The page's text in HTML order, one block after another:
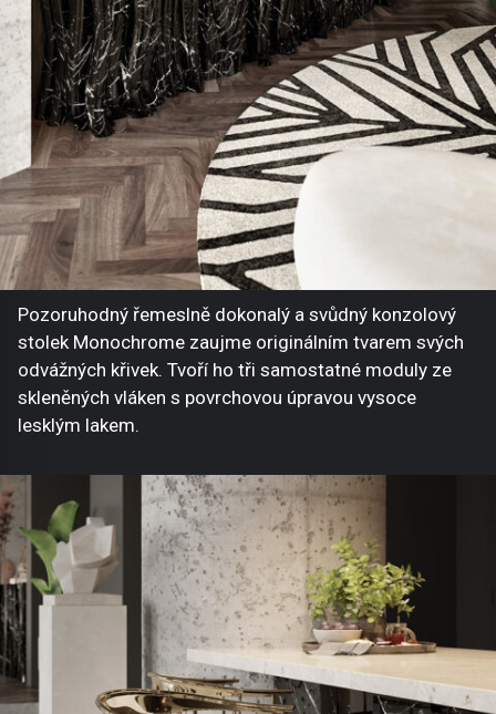
Pozoruhodný řemeslně dokonalý a svůdný konzolový
stolek Monochrome zaujme originálním tvarem svých
odvážných křivek. Tvoří ho tři samostatné moduly ze
skleněných vláken s povrchovou úpravou vysoce
lesklým lakem.